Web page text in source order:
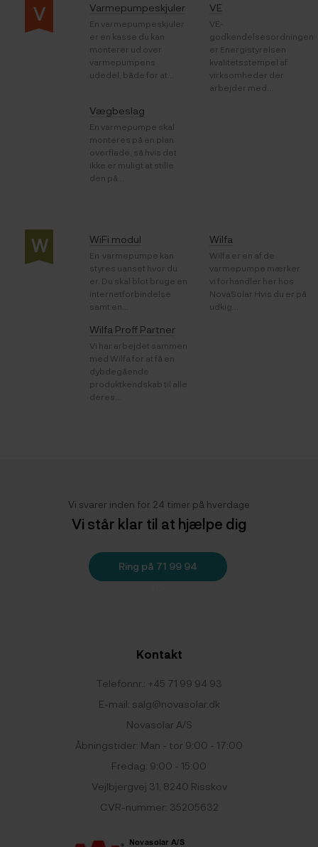
V Varmepumpeskjuler
En varmepumpeskjuler
er en kasse du kan
monterer ud over
varmepumpens
udedel, både for at...
VE
VE-
godkendelsesordningen
er Energistyrelsen
kvalitetsstempel af
virksomheder der
arbejder med...
Vægbeslag
En varmepumpe skal
monteres på en plan
overflade, så hvis det
ikke er muligt at stille
den på...
W WiFi modul
En varmepumpe kan
styres uanset hvor du
er. Du skal blot bruge en
internetforbindelse
samt en...
Wilfa
Wilfa er en af de
varmepumpe mærker
vi forhandler her hos
NovaSolar Hvis du er på
udkig...
Wilfa Proff Partner
Vi har arbejdet sammen
med Wilfa for at få en
dybdegående
produktkendskab til alle
deres...
Vi svarer inden for 24 timer på hverdage
Vi står klar til at hjælpe dig
Ring på 71 99 94
Kontakt
Telefonnr.: +45 71 99 94 93
E-mail: salg@novasolar.dk
Novasolar A/S
Åbningstider: Man - tor 9:00 - 17:00
Fredag: 9:00 - 15:00
Vejlbjergvej 31, 8240 Risskov
CVR-nummer: 35205632